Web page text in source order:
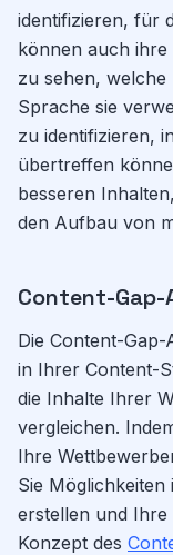
identifizieren, für
können auch ihre
zu sehen, welche
Sprache sie
zu identifizieren,
übertreffen
besseren
den Aufbau von
Content-Gap-
Die Content-
in Ihrer Content-
die Inhalte Ihrer
vergleichen.
Ihre
Sie
erstellen und Ihre
Konzept des